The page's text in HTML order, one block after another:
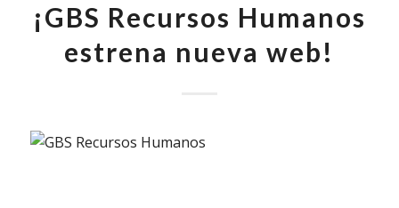
¡GBS Recursos Humanos
estrena nueva web!